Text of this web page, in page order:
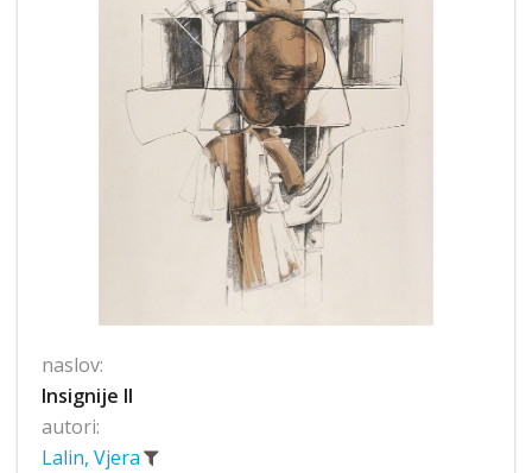
naslov:
Insignije II
autori:
Lalin, Vjera